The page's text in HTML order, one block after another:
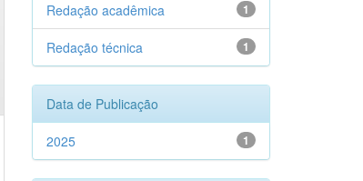
1
Redação acadêmica
1
Redação técnica
Data de Publicação
1
2025